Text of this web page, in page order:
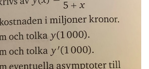
Livehjälpen
Topplistor
Regler